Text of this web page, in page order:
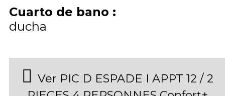
Cuarto de bano :
ducha
Ver PIC D ESPADE I APPT 12 / 2